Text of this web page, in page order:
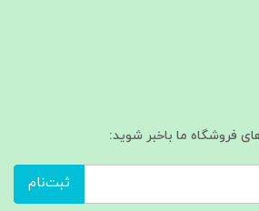
فروشگاه ما باخبر شوید:
ثبت‌نام